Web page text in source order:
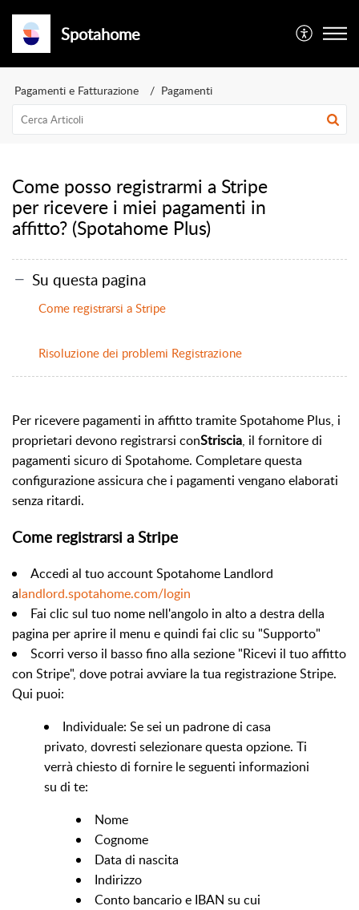
Spotahome
Pagamenti e Fatturazione Pagamenti
Come posso registrarmi a Stripe
per ricevere i miei pagamenti in
affitto? (Spotahome Plus)
Su questa pagina
Come registrarsi a Stripe
Risoluzione dei problemi Registrazione
Per ricevere pagamenti in affitto tramite Spotahome Plus, i
proprietari devono registrarsi conStriscia, il fornitore di
pagamenti sicuro di Spotahome. Completare questa
configurazione assicura che i pagamenti vengano elaborati
senza ritardi.
Come registrarsi a Stripe
Accedi al tuo account Spotahome Landlord
alandlord.spotahome.com/login
Fai clic sul tuo nome nell'angolo in alto a destra della
pagina per aprire il menu e quindi fai clic su "Supporto"
Scorri verso il basso fino alla sezione "Ricevi il tuo affitto
con Stripe", dove potrai avviare la tua registrazione Stripe.
Qui puoi:
Individuale: Se sei un padrone di casa
privato, dovresti selezionare questa opzione. Ti
verrà chiesto di fornire le seguenti informazioni
su di te:
Nome
Cognome
Data di nascita
Indirizzo
Conto bancario e IBAN su cui